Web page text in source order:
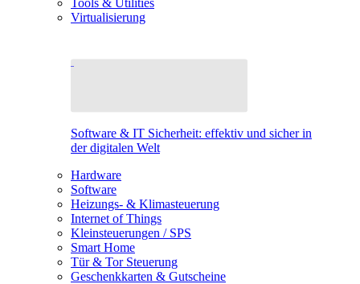
Tools & Utilities
Virtualisierung
Software & IT Sicherheit: effektiv und sicher in
der digitalen Welt
Hardware
Software
Heizungs- & Klimasteuerung
Internet of Things
Kleinsteuerungen / SPS
Smart Home
Tür & Tor Steuerung
Geschenkkarten & Gutscheine